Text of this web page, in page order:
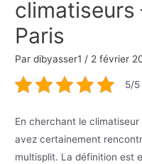
climatiseurs
Paris
Pardibyasser1 / 2 février
5/5
En cherchant le
avez certainement
multisplit. La définition est